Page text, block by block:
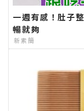
一週有感！肚子
暢就夠
新素簡